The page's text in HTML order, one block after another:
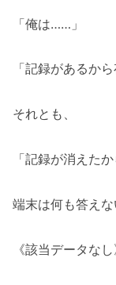
「俺は……」
「記録があるか
それとも、
「記録が消えた
端末は何も答えな
《該当データなし